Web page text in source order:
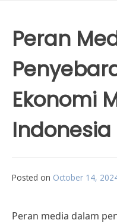
Peran
Ekonomi
Indonesia
Posted on October 14,
Peran media dalam